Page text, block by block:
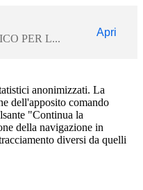
PER L...
Apri
anonimizzati. La
dell'apposito comando
"Continua la
della navigazione in
diversi da quelli